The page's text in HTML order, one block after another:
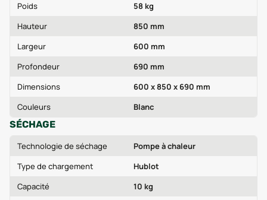
Poids
58 kg
Hauteur
850 mm
Largeur
600 mm
Profondeur
690 mm
Dimensions
600 x 850 x 690 mm
Couleurs
Blanc
SÉCHAGE
Technologie de séchage
Pompe à chaleur
Type de chargement
Hublot
Capacité
10 kg